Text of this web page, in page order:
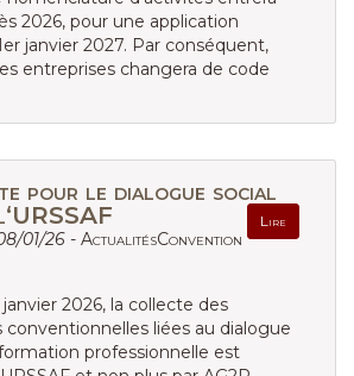
2026, pour une application
janvier 2027. Par conséquent,
entreprises changera de code
pour le dialogue social
Lire
01/26 - ActualitésConvention
janvier 2026, la collecte des
liées au dialogue
professionnelle est